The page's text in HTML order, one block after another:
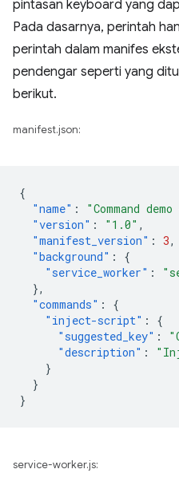
pintasan keyboard yang
Pada dasarnya, perintah
perintah dalam manifes
pendengar seperti yang
berikut.
manifest.json:
{
"name" : "Command
"version" : "1.0" ,
"manifest_version" : 3,
"background" :
{
"service_worker" :
},
"commands" :
{
"inject-script" :
{
"suggested_key" :
"description" :
}
}
}
service-worker.js: